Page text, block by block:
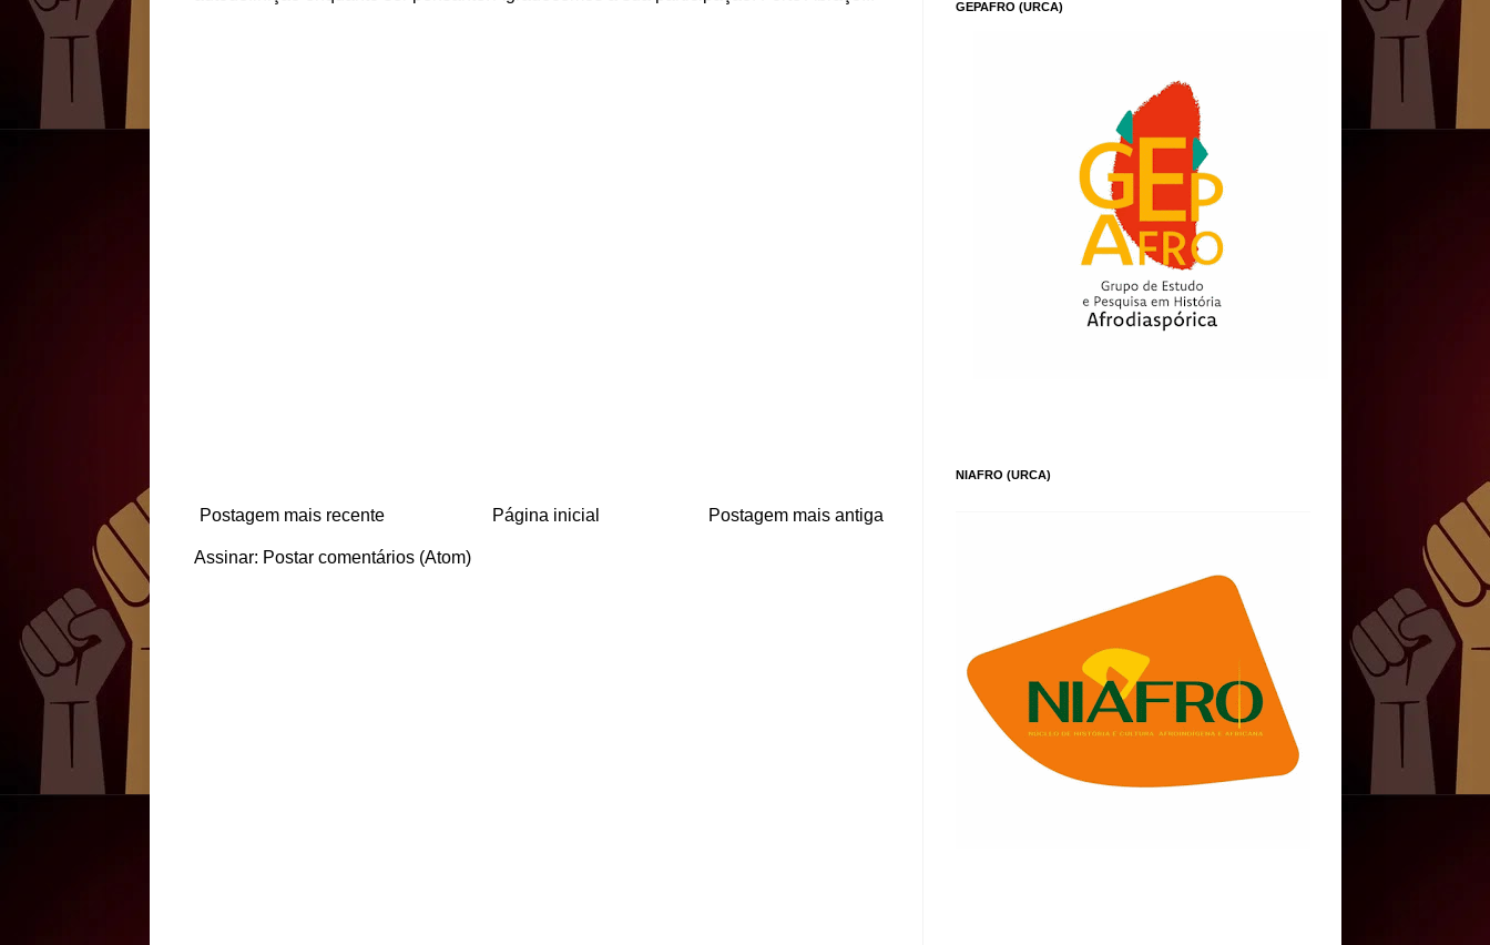
Postagem mais recente Postagem mais antiga
Página inicial
Assinar: Postar comentários (Atom)
GEPAFRO (URCA)
NIAFRO (URCA)